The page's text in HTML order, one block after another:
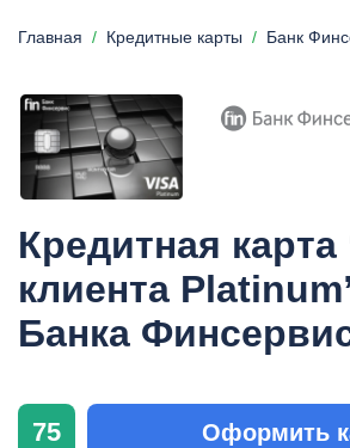
Главная Кредитные карты Банк
Кредитная карта
клиента
Банка
75 Оформить